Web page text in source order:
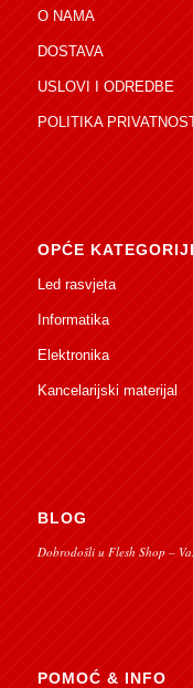
O NAMA
DOSTAVA
USLOVI I ODREDBE
POLITIKA
OPĆE
Led rasvjeta
Informatika
Elektronika
Kancelarijski materijal
BLOG
Dobrodošli u Flesh Shop –
POMOĆ & INFO